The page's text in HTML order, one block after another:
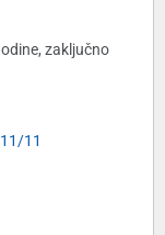
zaključno
11